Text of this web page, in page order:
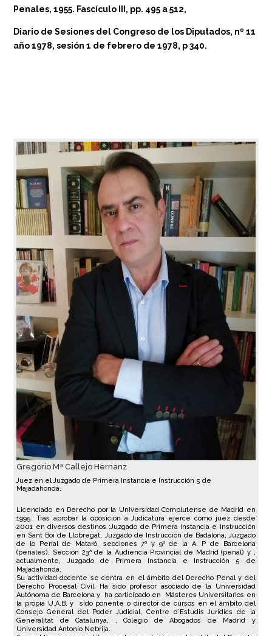
Penales, 1955. Fascículo III, pp. 495 a 512,
Diario de Sesiones del Congreso de los Diputados, nº 11
año 1978, sesión 1 de febrero de 1978, p 340.
Gregorio Mª Callejo Hernanz
Juez en el Juzgado de Primera Instancia e Instrucción 5 de
Majadahonda.
Licenciado en Derecho por la Universidad Complutense de Madrid en
1995. Tras aprobar la oposición a Judicatura ejerce como juez desde
2001 en diversos destinos :Juzgado de Primera Instancia e Instrucción
en Sant Boi de Llobregat, Juzgado de Instrucción de Badalona, Juzgado
de lo Penal de Mataró, secciones 7ª y 9ª de la A. P de Barcelona
(penales), Sección 23ª de la Audiencia Provincial de Madrid (penal) y ,
actualmente, Juzgado de Primera Instancia e Instrucción 5 de
Majadahonda.
Su actividad docente se centra en el ámbito del Derecho Penal y del
Derecho Procesal Civil. Ha sido profesor asociado de la Universidad
Autónoma de Barcelona y ha participado en Másteres Universitarios en
la propia U.A.B, y sido ponente o director de cursos en el ámbito del
Consejo General del Poder Judicial, Centre d´Estudis Juridics de la
Generalitat de Catalunya, , Colegio de Abogados de Madrid y
Universidad Antonio Nebrija.